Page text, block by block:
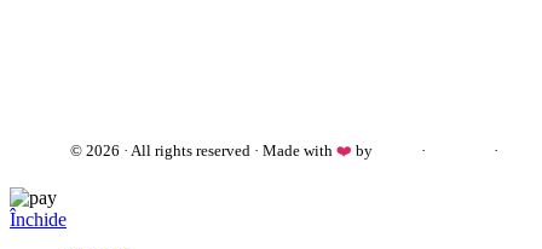
© 2026 · All rights reserved · Made with ❤️ by ·
·
Închide